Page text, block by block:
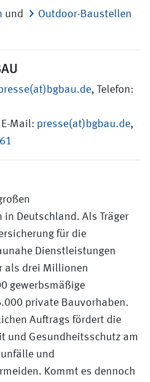
und Outdoor-Baustellen
, Telefon:
Mail: presse(at)bgbau.de,
in Deutschland. Als Träger
für die
Dienstleistungen
als drei Millionen
gewerbsmäßige
private Bauvorhaben.
Auftrags fördert die
und Gesundheitsschutz am
und
Kommt es dennoch